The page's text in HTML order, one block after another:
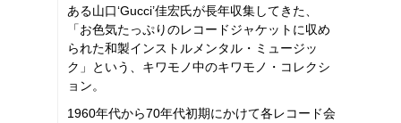
ある山口‘Gucci’佳宏氏が長年収集してきた、
「お色気たっぷりのレコードジャケットに収め
られた和製インストルメンタル・ミュージッ
ク」という、キワモノ中のキワモノ・コレクシ
ョン。
1960年代から70年代初期にかけて各レコード会